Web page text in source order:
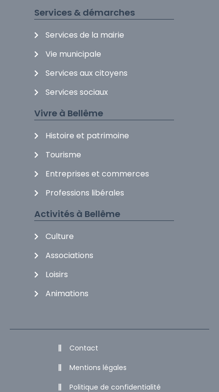
Services & démarches
Services de la mairie
Vie municipale
Services aux citoyens
Services sociaux
Vivre à Bellême
Histoire et patrimoine
Tourisme
Entreprises et commerces
Professions libérales
Activités à Bellême
Culture
Associations
Loisirs
Animations
Contact
Mentions légales
Politique de confidentialité